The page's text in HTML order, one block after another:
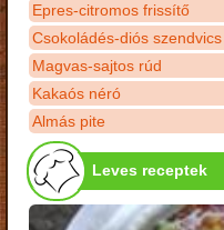
Epres-citromos frissítő
Csokoládés-diós szendvics
Magvas-sajtos rúd
Kakaós néró
Almás pite
Leves receptek